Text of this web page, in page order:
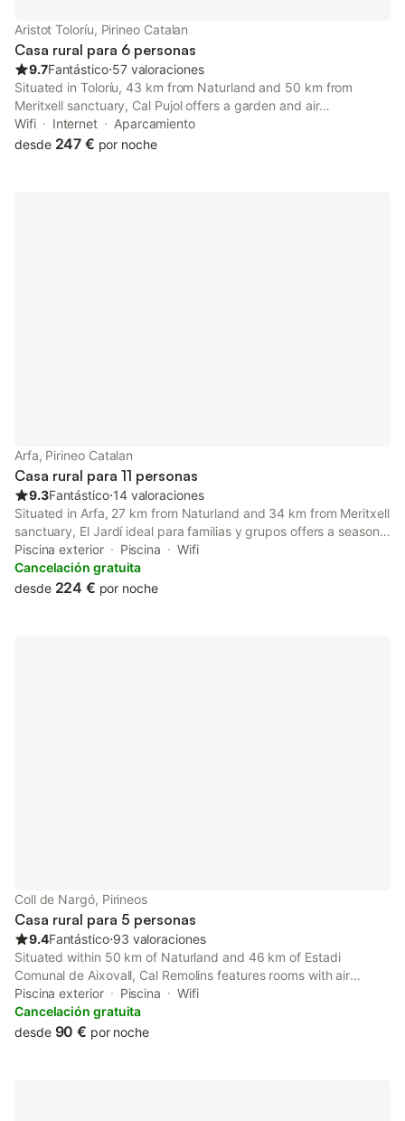
actividades locales como senderismo y ciclismo, además de
juegos de mesa y equipamiento de juegos al aire libre para
niños en el recinto.
Aristot Toloríu, Pirineo Catalan
Casa rural para 6 personas
9.7Fantástico⋅57 valoraciones
Situated in Toloríu, 43 km from Naturland and 50 km from
Meritxell sanctuary, Cal Pujol offers a garden and air
conditioning. This property offers access to a balcony, free
private parking and free WiFi.
Wifi Internet
Aparcamiento
desde 247 € por noche
Arfa, Pirineo Catalan
Casa rural para 11 personas
9.3Fantástico⋅14 valoraciones
Situated in Arfa, 27 km from Naturland and 34 km from Meritxell
sanctuary, El Jardí ideal para familias y grupos offers a seasonal
outdoor swimming pool and air conditioning.
Piscina exterior Piscina
Wifi
Cancelación gratuita
desde 224 € por noche
Coll de Nargó, Pirineos
Casa rural para 5 personas
9.4Fantástico⋅93 valoraciones
Situated within 50 km of Naturland and 46 km of Estadi
Comunal de Aixovall, Cal Remolins features rooms with air
conditioning and a private bathroom in Coll de Nargó.
Piscina exterior Piscina
Wifi
Cancelación gratuita
desde 90 € por noche